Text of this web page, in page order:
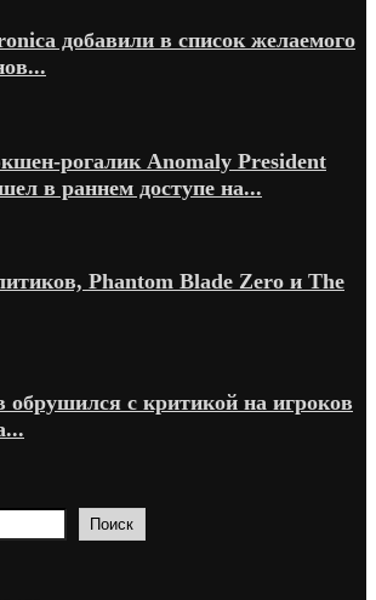
добавили в список желаемого
рогалик Anomaly President
в раннем доступе на...
Phantom Blade Zero и The
обрушился с критикой на игроков
Поиск